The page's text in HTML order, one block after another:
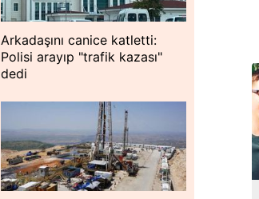
Arkadaşını canice katletti:
Polisi arayıp "trafik kazası"
dedi